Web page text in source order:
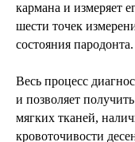
кармана и измеряет
шести точек
состояния пародонта.
Весь процесс
и позволяет
мягких тканей,
кровоточивости